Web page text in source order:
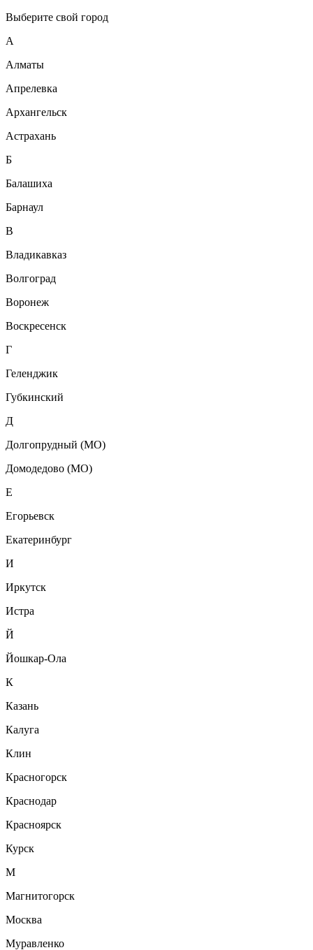
Выберите свой город
А
Алматы
Апрелевка
Архангельск
Астрахань
Б
Балашиха
Барнаул
В
Владикавказ
Волгоград
Воронеж
Воскресенск
Г
Геленджик
Губкинский
Д
Долгопрудный (МО)
Домодедово (МО)
Е
Егорьевск
Екатеринбург
И
Иркутск
Истра
Й
Йошкар-Ола
К
Казань
Калуга
Клин
Красногорск
Краснодар
Красноярск
Курск
М
Магнитогорск
Москва
Муравленко